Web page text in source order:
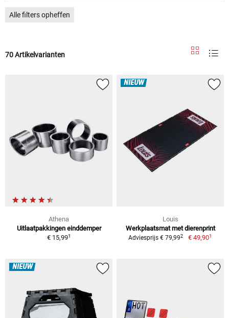
Alle filters opheffen
70 Artikelvarianten
Athena
Uitlaatpakkingen einddemper
€ 15,991
NIEUW
Louis
Werkplaatsmat met dierenprint
Adviesprijs € 79,992 € 49,901
NIEUW